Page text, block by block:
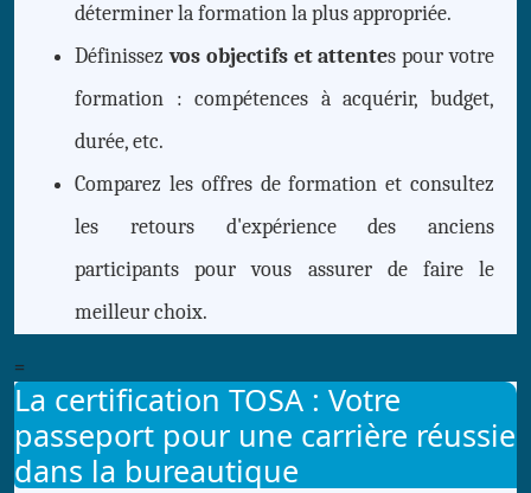
déterminer la formation la plus appropriée.
Définissezvos objectifs et attentes pour votre
formation : compétences à acquérir, budget,
durée, etc.
Comparez les offres de formation et consultez
les retours d'expérience des anciens
participants pour vous assurer de faire le
meilleur choix.
=
La certification TOSA : Votre
passeport pour une carrière réussie
dans la bureautique